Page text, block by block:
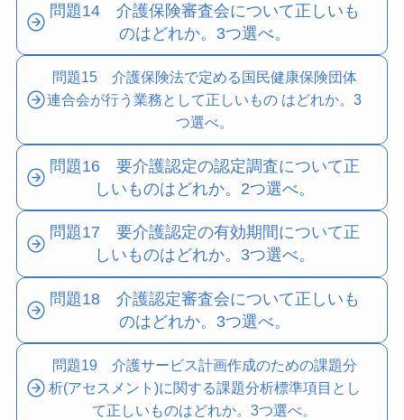
問題14 介護保険審査会について正しいも
のはどれか。3つ選べ。
問題15 介護保険法で定める国民健康保険団体
連合会が行う業務として正しいもの はどれか。3
つ選べ。
問題16 要介護認定の認定調査について正
しいものはどれか。2つ選べ。
問題17 要介護認定の有効期間について正
しいものはどれか。3つ選べ。
問題18 介護認定審査会について正しいも
のはどれか。3つ選べ。
問題19介護サービス計画作成のための課題分
析(アセスメント)に関する課題分析標準項目とし
て正しいものはどれか。3つ選べ。